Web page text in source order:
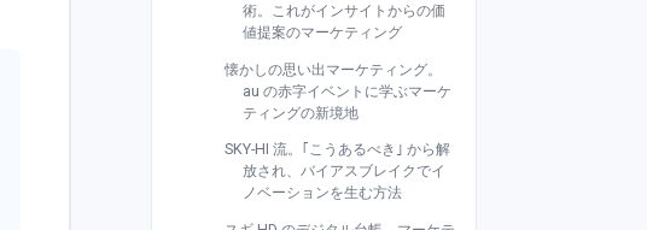
術。これがインサイトからの価
値提案のマーケティング
懐かしの思い出マーケティング。
au の赤字イベントに学ぶマーケ
ティングの新境地
SKY-HI 流。｢こうあるべき｣ から解
放され、バイアスブレイクでイ
ノベーションを生む方法